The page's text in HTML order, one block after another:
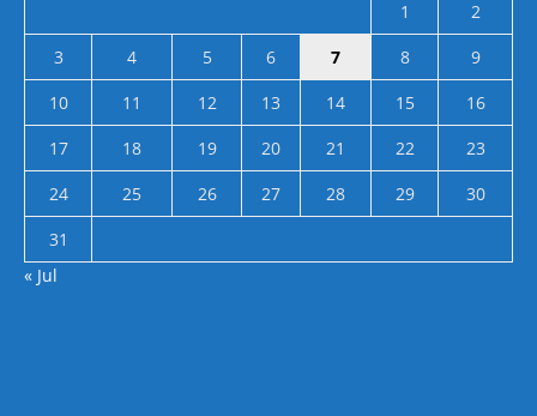
1
2
3
4 5 6 7 8
9
10
11 12 13 14 15
16
17
18 19 20 21 22
23
24
25 26 27 28 29
30
31
« Jul